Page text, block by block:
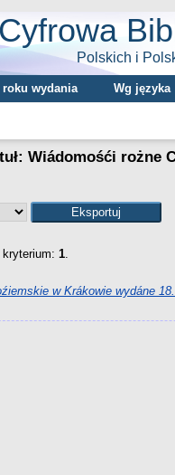
Cyfrowa
Polskich i
wydania Wg języka
Wiádomośći rożne
kryterium: 1.
w Krákowie wydáne